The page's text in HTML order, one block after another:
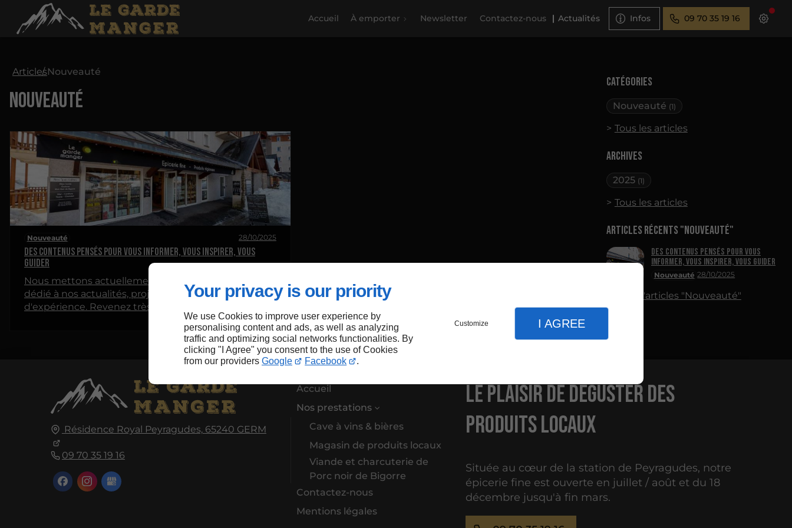
Your privacy is our priority
We use Cookies to improve user experience by
personalising content and ads, as well as analyzing
traffic and optimizing social networks functionalities. By
clicking "I Agree" you consent to the use of Cookies
from our providers Google Facebook .
Customize I AGREE
Accueil À emporter Newsletter Contactez-nous Actualités Infos 09 70 35 19 16
Catégories
Nouveauté (1)
Tous les articles
Archives
2025 (1)
Tous les articles
Articles récents "Nouveauté"
Nouveauté 28/10/2025
Des contenus pensés pour vous
informer, vous inspirer, vous guider
Plus d'articles "Nouveauté"
ArticlesNouveauté
Nouveauté
Nouveauté 28/10/2025
Des contenus pensés pour vous informer, vous inspirer, vous
guider
Nous mettons actuellement en place un espace
dédié à nos actualités, projets et partages
d'expérience. Revenez très bientôt pour découvrir
Résidence Royal Peyragudes, 65240 GERM
09 70 35 19 16
Accueil
Nos prestations
Cave à vins & bières
Magasin de produits locaux
Viande et charcuterie de
Porc noir de Bigorre
Contactez-nous
Mentions légales
Le plaisir de déguster des
produits locaux
Située au cœur de la station de Peyragudes, notre
épicerie fine est ouverte en juillet / août et du 18
décembre jusqu'à fin mars.